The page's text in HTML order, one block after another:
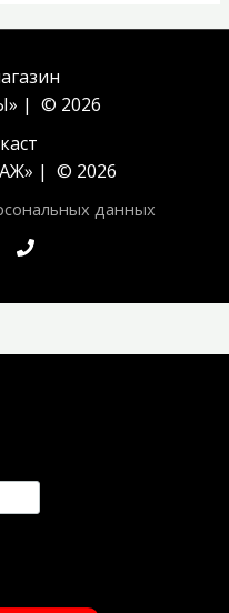
| © 2026
» | © 2026
данных